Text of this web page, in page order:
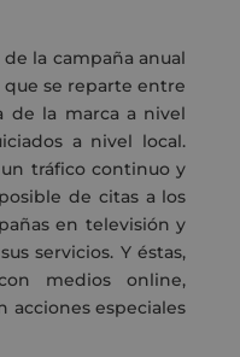
la campaña anual
se reparte entre
de la marca a nivel
a nivel local.
tráfico continuo y
de citas a los
en televisión y
servicios. Y éstas,
medios online,
acciones especiales